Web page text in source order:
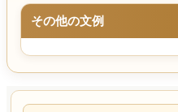
その他の文例